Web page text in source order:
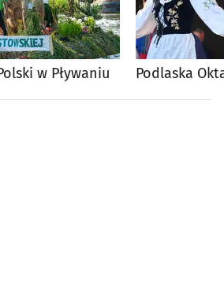
w Pływaniu
Podlaska